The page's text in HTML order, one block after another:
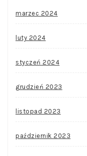
marzec 2024
luty 2024
styczeń 2024
grudzień 2023
listopad 2023
październik 2023